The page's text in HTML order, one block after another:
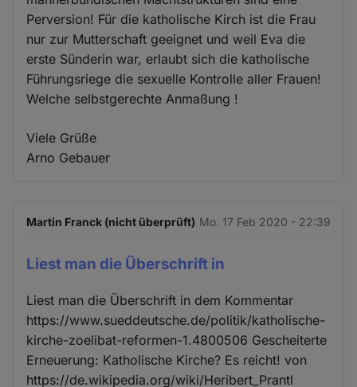
Perversion! Für die katholische Kirch ist die Frau
nur zur Mutterschaft geeignet und weil Eva die
erste Sünderin war, erlaubt sich die katholische
Führungsriege die sexuelle Kontrolle aller Frauen!
Welche selbstgerechte Anmaßung !
Viele Grüße
Arno Gebauer
Martin Franck (nicht überprüft) Mo. 17 Feb 2020 - 22:39
Liest man die Überschrift in
Liest man die Überschrift in dem Kommentar
https://www.sueddeutsche.de/politik/katholische-
kirche-zoelibat-reformen-1.4800506 Gescheiterte
Erneuerung: Katholische Kirche? Es reicht! von
https://de.wikipedia.org/wiki/Heribert_Prantl